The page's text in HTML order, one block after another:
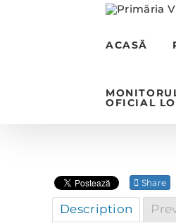
ACASĂ
OFICIAL
Share
Description